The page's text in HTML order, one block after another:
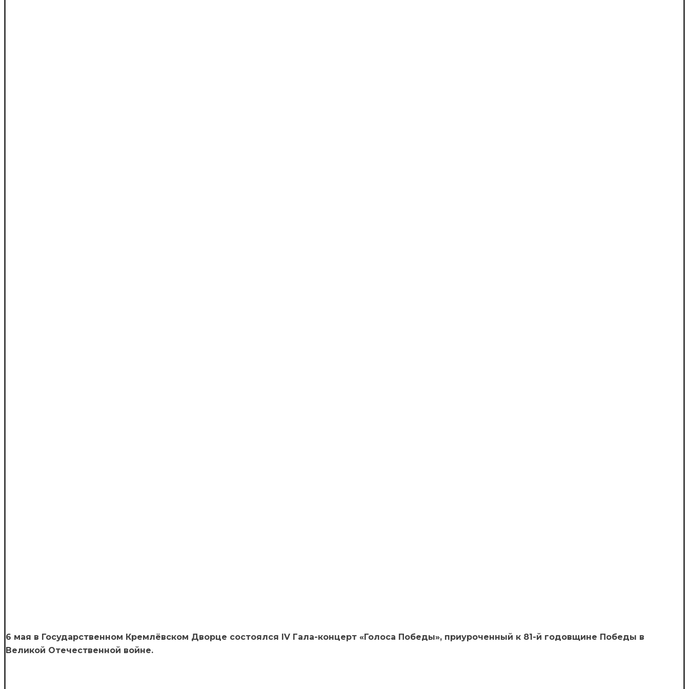
6 мая в Государственном Кремлёвском Дворце состоялся IV Гала-концерт «Голоса Победы», приуроченный к 81-й годовщине Победы в
Великой Отечественной войне.